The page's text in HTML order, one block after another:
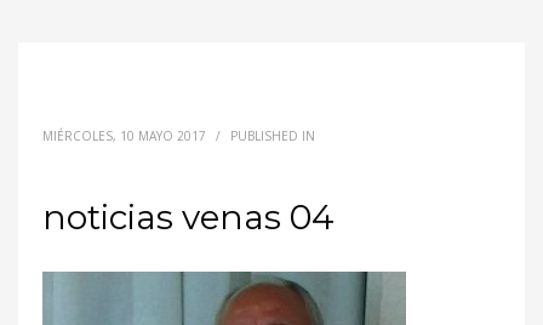
MIÉRCOLES, 10 MAYO 2017 / PUBLISHED IN
noticias venas 04